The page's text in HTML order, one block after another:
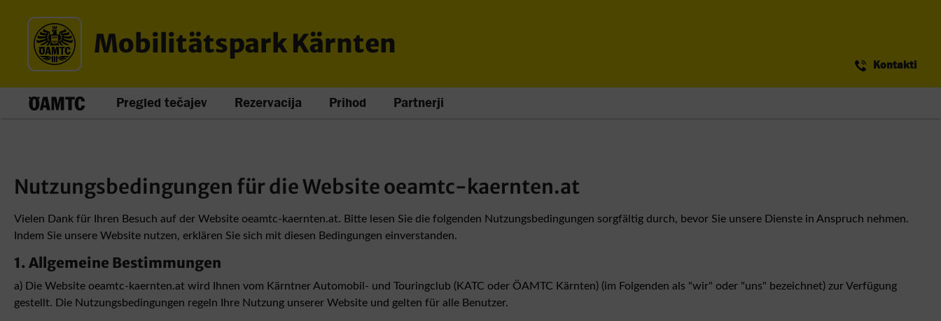
Mobilitätspark Kärnten
Kontakti
Pregled tečajev Rezervacija Prihod Partnerji
Nutzungsbedingungen für die Website oeamtc-kaernten.at
Vielen Dank für Ihren Besuch auf der Website oeamtc-kaernten.at. Bitte lesen Sie die folgenden Nutzungsbedingungen sorgfältig durch, bevor Sie unsere Dienste in Anspruch nehmen.
Indem Sie unsere Website nutzen, erklären Sie sich mit diesen Bedingungen einverstanden.
1. Allgemeine Bestimmungen
a) Die Website oeamtc-kaernten.at wird Ihnen vom Kärntner Automobil- und Touringclub (KATC oder ÖAMTC Kärnten) (im Folgenden als "wir" oder "uns" bezeichnet) zur Verfügung
gestellt. Die Nutzungsbedingungen regeln Ihre Nutzung unserer Website und gelten für alle Benutzer.